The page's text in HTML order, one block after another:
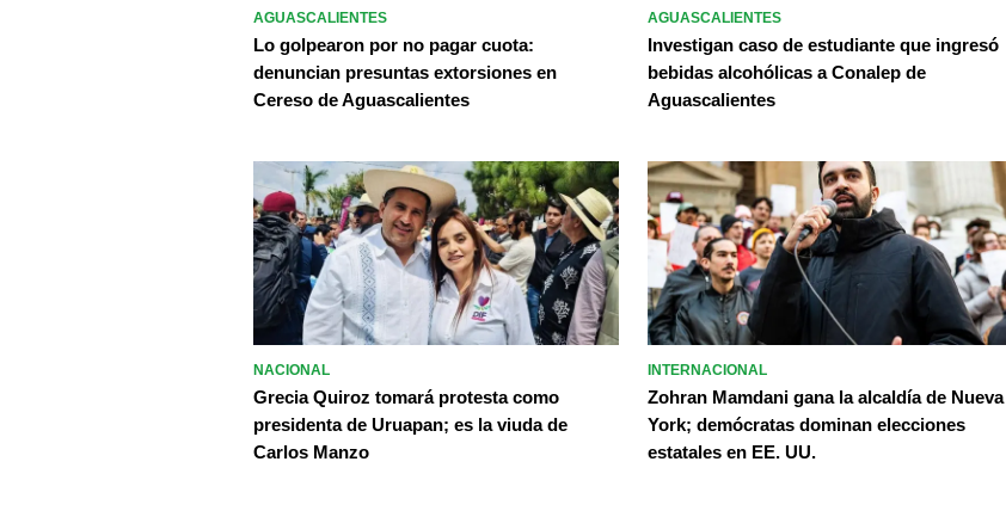
AGUASCALIENTES
Lo golpearon por no pagar cuota:
denuncian presuntas extorsiones en
Cereso de Aguascalientes
AGUASCALIENTES
Investigan caso de estudiante que ingresó
bebidas alcohólicas a Conalep de
Aguascalientes
NACIONAL
Grecia Quiroz tomará protesta como
presidenta de Uruapan; es la viuda de
Carlos Manzo
INTERNACIONAL
Zohran Mamdani gana la alcaldía de Nueva
York; demócratas dominan elecciones
estatales en EE. UU.